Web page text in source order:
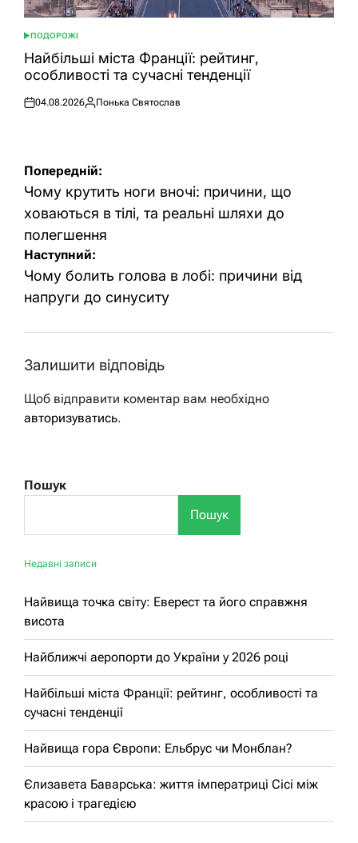
ОПУБЛІКУВАТИ
У
ПОДОРОЖІ
Найбільші міста Франції: рейтинг,
особливості та сучасні тенденції
Оприлюднено
04.08.2026
Опубліковано
Понька Святослав
Навігація
записів
Попередній:
Чому крутить ноги вночі: причини, що
ховаються в тілі, та реальні шляхи до
полегшення
Наступний:
Чому болить голова в лобі: причини від
напруги до синуситу
Залишити відповідь
Щоб відправити коментар вам необхідно
авторизуватись.
Пошук
Пошук
Недавні записи
Найвища точка світу: Еверест та його справжня
висота
Найближчі аеропорти до України у 2026 році
Найбільші міста Франції: рейтинг, особливості та
сучасні тенденції
Найвища гора Європи: Ельбрус чи Монблан?
Єлизавета Баварська: життя імператриці Сісі між
красою і трагедією